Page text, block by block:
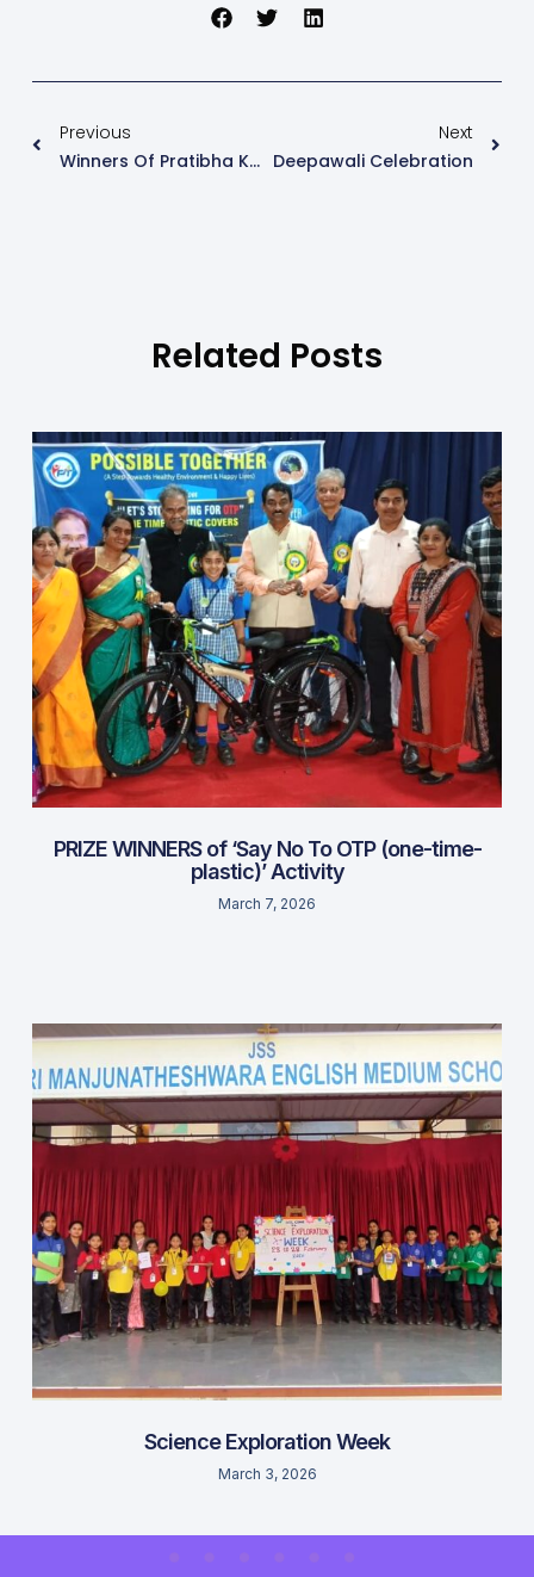
Previous
Winners Of Pratibha Karanji 2023-24 At Cluster Level
Next
Deepawali Celebration
Related Posts
PRIZE WINNERS of ‘Say No To OTP (one-time-
plastic)’ Activity
March 7, 2026
Science Exploration Week
March 3, 2026